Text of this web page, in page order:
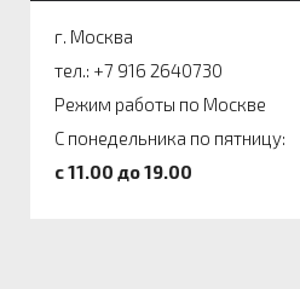
г. Москва
тел.: +7 916 2640730
Режим работы по Москве
С понедельника по пятницу:
c 11.00 до 19.00